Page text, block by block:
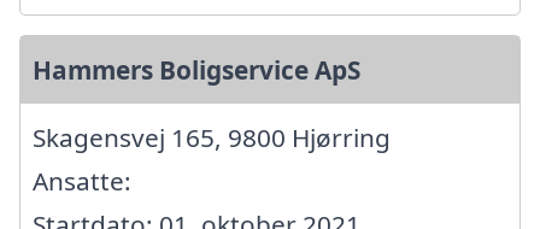
Hammers Boligservice ApS
Skagensvej 165, 9800 Hjørring
Ansatte: